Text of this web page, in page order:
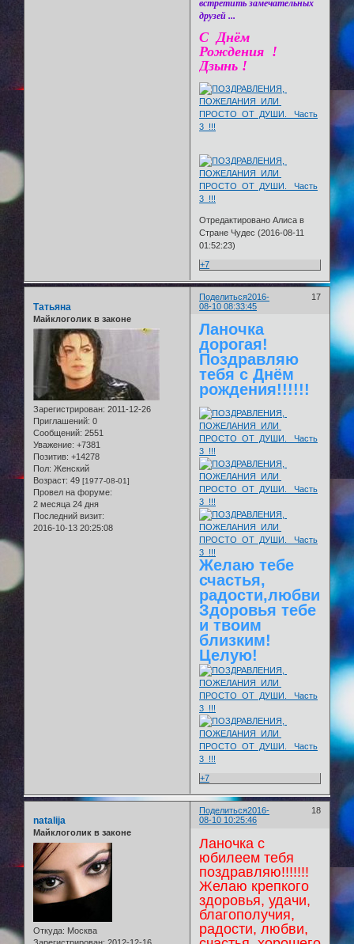
встретить замечательных
друзей ...
С Днём
Рождения !
Дзынь !
Отредактировано Алиса в
Стране Чудес (2016-08-11
01:52:23)
+7
Поделиться 17
2016-
08-10 08:33:45
Татьяна
Майклоголик в законе
Зарегистрирован: 2011-12-26
Приглашений: 0
Сообщений: 2551
Уважение: +7381
Позитив: +14278
Пол: Женский
Возраст: 49 [1977-08-01]
Провел на форуме:
2 месяца 24 дня
Последний визит:
2016-10-13 20:25:08
Ланочка
дорогая!
Поздравляю
тебя с Днём
рождения!!!!!!
Желаю тебе
счастья,
радости,любви!
Здоровья тебе
и твоим
близким!
Целую!
+7
Поделиться 18
2016-
08-10 10:25:46
natalija
Майклоголик в законе
Откуда: Москва
Зарегистрирован: 2012-12-16
Ланочка с
юбилеем тебя
поздравляю!!!!!!!
Желаю крепкого
здоровья, удачи,
благополучия,
радости, любви,